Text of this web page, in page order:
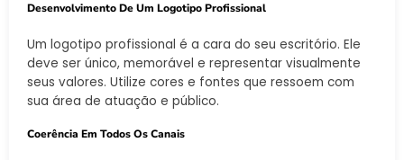
Desenvolvimento De Um Logotipo Profissional
Um logotipo profissional é a cara do seu escritório. Ele
deve ser único, memorável e representar visualmente
seus valores. Utilize cores e fontes que ressoem com
sua área de atuação e público.
Coerência Em Todos Os Canais